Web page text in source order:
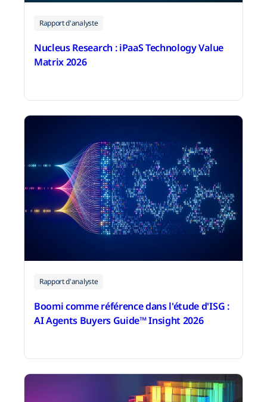
Rapport d'analyste
Nucleus Research : iPaaS Technology Value
Matrix 2026
4 mai 2026
Rapport d'analyste
Boomi comme référence dans l'étude d'ISG :
AI Agents Buyers Guide™️ Insight 2026
13 avril 2026